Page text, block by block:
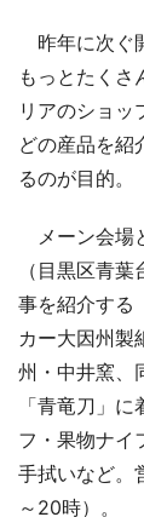
昨年に次ぐ
もっとたくさ
リアのショッ
どの産品を紹
るのが目的。
メーン会場
（目黒区青
事を紹介する
カー大因州製
州・中井窯、
「青竜刀」
フ・果物ナイ
手拭いなど。
～20時）。